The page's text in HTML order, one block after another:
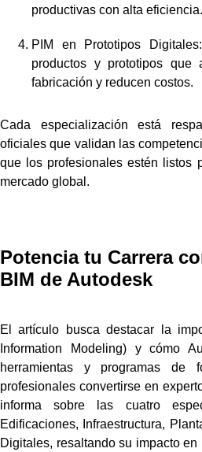
productivas con alta eficiencia.
PIM en Prototipos
productos y prototipos que
fabricación y reducen costos.
Cada especialización está
oficiales que validan las
que los profesionales estén listos
mercado global.
Potencia tu Carrera
BIM de Autodesk
El artículo busca destacar la
Information Modeling) y cómo
herramientas y programas de
profesionales convertirse en
informa sobre las cuatro
Edificaciones, Infraestructura,
Digitales, resaltando su impacto